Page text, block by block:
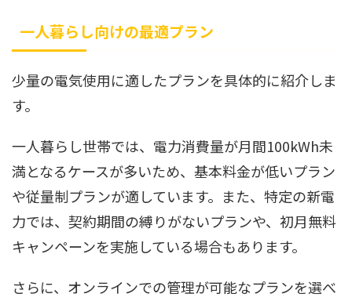
一人暮らし向けの最適プラン
少量の電気使用に適したプランを具体的に紹介しま
す。
一人暮らし世帯では、電力消費量が月間100kWh未
満となるケースが多いため、基本料金が低いプラン
や従量制プランが適しています。また、特定の新電
力では、契約期間の縛りがないプランや、初月無料
キャンペーンを実施している場合もあります。
さらに、オンラインでの管理が可能なプランを選べ